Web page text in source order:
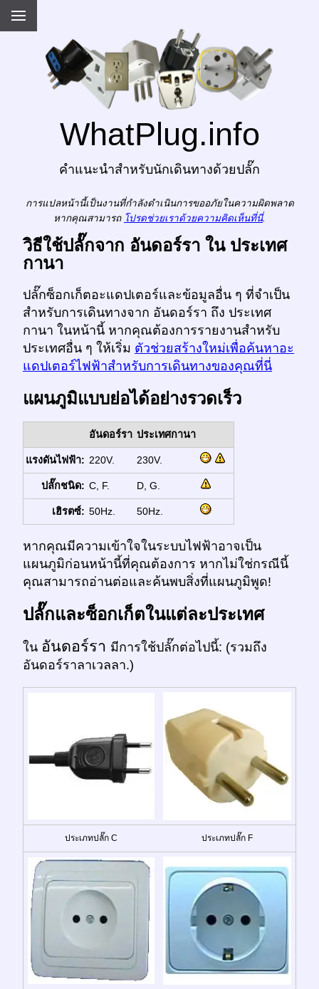
WhatPlug.info
คำแนะนำสำหรับนักเดินทางด้วยปลั๊ก
การแปลหน้านี้เป็นงานที่กำลังดำเนินการขออภัยในความผิดพลาด
หากคุณสามารถ โปรดช่วยเราด้วยความคิดเห็นที่นี่.
วิธีใช้ปลั๊กจาก อันดอร์รา ใน ประเทศ
กานา
ปลั๊กซ็อกเก็ตอะแดปเตอร์และข้อมูลอื่น ๆ ที่จำเป็น
สำหรับการเดินทางจาก อันดอร์รา ถึง ประเทศ
กานา ในหน้านี้ หากคุณต้องการรายงานสำหรับ
ประเทศอื่น ๆ ให้เริ่ม ตัวช่วยสร้างใหม่เพื่อค้นหาอะ
แดปเตอร์ไฟฟ้าสำหรับการเดินทางของคุณที่นี่
แผนภูมิแบบย่อได้อย่างรวดเร็ว
อันดอร์รา ประเทศกานา
แรงดันไฟฟ้า: 220V. 230V.
ปลั๊กชนิด: C, F. D, G.
เฮิรตซ์: 50Hz. 50Hz.
หากคุณมีความเข้าใจในระบบไฟฟ้าอาจเป็น
แผนภูมิก่อนหน้านี้ที่คุณต้องการ หากไม่ใช่กรณีนี้
คุณสามารถอ่านต่อและค้นพบสิ่งที่แผนภูมิพูด!
ปลั๊กและซ็อกเก็ตในแต่ละประเทศ
ใน อันดอร์รา มีการใช้ปลั๊กต่อไปนี้: (รวมถึง
อันดอร์ราลาเวลลา.)
ประเภทปลั๊ก C ประเภทปลั๊ก F